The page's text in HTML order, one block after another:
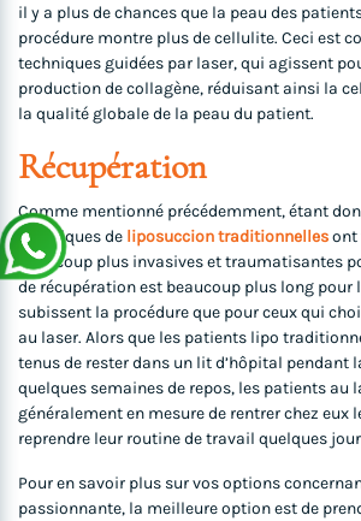
il y a plus de chances que la peau des
procédure montre plus de cellulite. Ceci est
techniques guidées par laser, qui agissent
production de collagène, réduisant ainsi la
la qualité globale de la peau du patient.
Récupération
Comme mentionné précédemment, étant
techniques de liposuccion traditionnellesont
beaucoup plus invasives et traumatisantes
de récupération est beaucoup plus long pour
subissent la procédure que pour ceux qui
au laser. Alors que les patients lipo
tenus de rester dans un lit d’hôpital pendant
quelques semaines de repos, les patients au
généralement en mesure de rentrer chez eux
reprendre leur routine de travail quelques
Pour en savoir plus sur vos options
passionnante, la meilleure option est de